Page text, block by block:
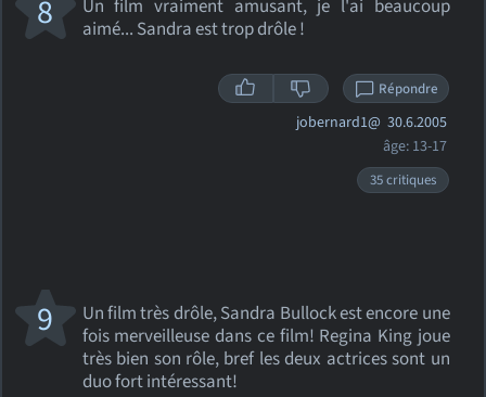
Un film vraiment amusant, je l'ai beaucoup
aimé... Sandra est trop drôle !
8
Répondre
jobernard1@ 30.6.2005
âge: 13-17
35 critiques
Un film très drôle, Sandra Bullock est encore une
fois merveilleuse dans ce film! Regina King joue
très bien son rôle, bref les deux actrices sont un
duo fort intéressant!
9